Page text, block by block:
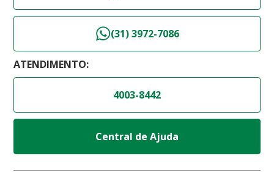
(31) 3972-7086
ATENDIMENTO:
4003-8442
Central de Ajuda